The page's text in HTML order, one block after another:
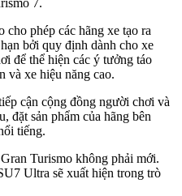
7.
phép các hãng xe tạo ra
bởi quy định dành cho xe
để thể hiện các ý tưởng táo
và xe hiệu năng cao.
cận cộng đồng người chơi và
đặt sản phẩm của hãng bên
tiếng.
Turismo không phải mới.
Ultra sẽ xuất hiện trong trò